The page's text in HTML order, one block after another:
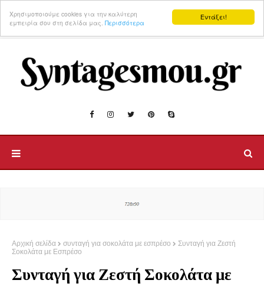
Εντάξει!
Χρησιμοποιούμε cookies για την καλύτερη
εμπειρία σου στη σελίδα μας. Περισσότερα
Αρχική σελίδα συνταγή για σοκολάτα με εσπρέσο
Συνταγή για Ζεστή
Σοκολάτα με Εσπρέσο
Συνταγή για Ζεστή Σοκολάτα με